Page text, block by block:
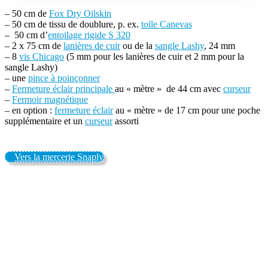
– 50 cm de Fox Dry Oilskin
– 50 cm de tissu de doublure, p. ex. toile Canevas
– 50 cm d’entoilage rigide S 320
– 2 x 75 cm de lanières de cuirou de la sangle Lashy, 24 mm
– 8 vis Chicago (5 mm pour les lanières de cuir et 2 mm pour la
sangle Lashy)
– une pince à poinçonner
– Fermeture éclair principale au « mètre » de 44 cm avec curseur
– Fermoir magnétique
– en option : fermeture éclairau « mètre » de 17 cm pour une poche
supplémentaire et un curseurassorti
Vers la mercerie Snaply